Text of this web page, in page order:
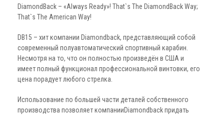
DiamondBack – «Always Ready»! That`s The DiamondBack Way;
That`s The American Way!
DB15 – хит компании Diamondback, представляющий собой
современный полуавтоматический спортивный карабин.
Несмотря на то, что он полностью произведён в США и
имеет полный функционал профессиональной винтовки, его
цена порадует любого стрелка.
Использование по большей части деталей собственного
производства позволяет компанииDiamondback придать